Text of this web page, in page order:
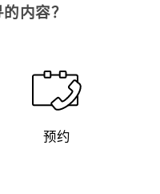
内容？
预约